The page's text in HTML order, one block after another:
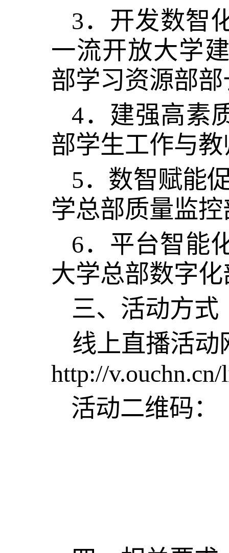
3．开发数智
一流开放大学
部学习资源部
4．建强高素
部学生工作与
5．数智赋能
学总部质量监
6．平台智能
大学总部数字
三、活动方式
线上直播活动
http://v.ouchn.cn/
活动二维码：